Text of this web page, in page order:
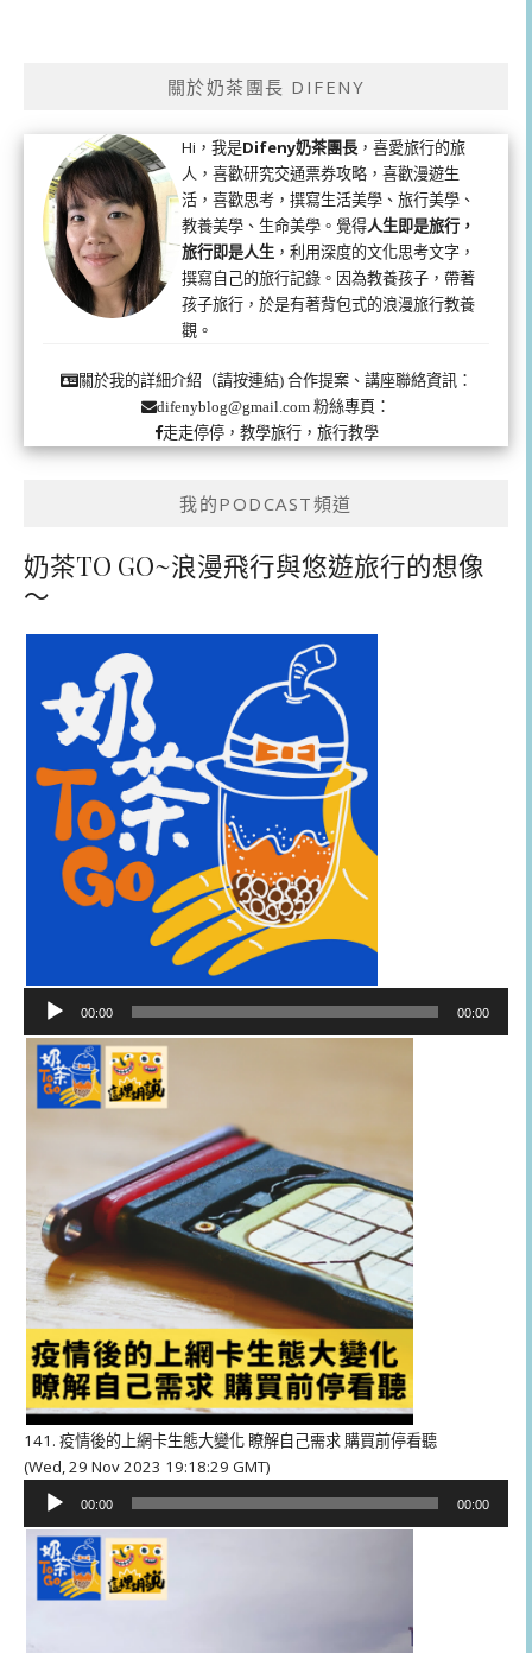
關於奶茶團長 DIFENY
Hi，我是Difeny奶茶團長 ，喜愛旅行的旅
人，喜歡研究交通票券攻略，喜歡漫遊生
活，喜歡思考，撰寫生活美學、旅行美學、
教養美學、生命美學。覺得人生即是旅行，
旅行即是人生 ，利用深度的文化思考文字，
撰寫自己的旅行記錄。因為教養孩子，帶著
孩子旅行，於是有著背包式的浪漫旅行教養
觀。
關於我的詳細介紹（請按連結)合作提案、講座聯絡資訊：
difenyblog@gmail.com 粉絲專頁：
走走停停，教學旅行，旅行教學
我的PODCAST頻道
奶茶TO GO~浪漫飛行與悠遊旅行的想像
～
播
器
00:00 00:00
141. 疫情後的上網卡生態大變化 瞭解自己需求 購買前停看聽
(Wed, 29 Nov 2023 19:18:29 GMT)
播
器
00:00 00:00